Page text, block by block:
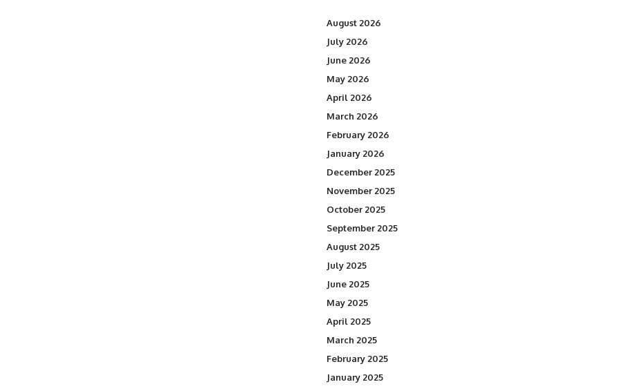
August 2026
July 2026
June 2026
May 2026
April 2026
March 2026
February 2026
January 2026
December 2025
November 2025
October 2025
September 2025
August 2025
July 2025
June 2025
May 2025
April 2025
March 2025
February 2025
January 2025